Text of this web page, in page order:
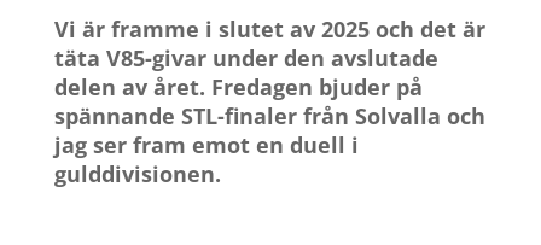
Vi är framme i slutet av 2025 och det är
täta V85-givar under den avslutade
delen av året. Fredagen bjuder på
spännande STL-finaler från Solvalla och
jag ser fram emot en duell i
gulddivisionen.